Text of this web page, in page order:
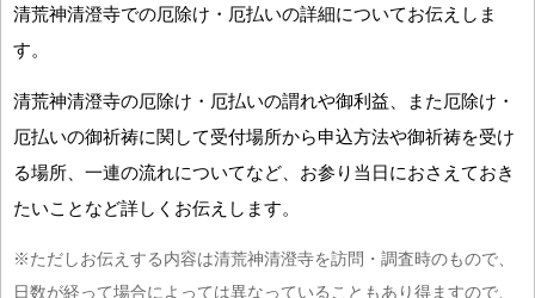
清荒神清澄寺での厄除け・厄払いの詳細についてお伝えしま
す。
清荒神清澄寺の厄除け・厄払いの謂れや御利益、また厄除け・
厄払いの御祈祷に関して受付場所から申込方法や御祈祷を受け
る場所、一連の流れについてなど、お参り当日におさえておき
たいことなど詳しくお伝えします。
※ただしお伝えする内容は清荒神清澄寺を訪問・調査時のもので、
日数が経って場合によっては異なっていることもあり得ますので、